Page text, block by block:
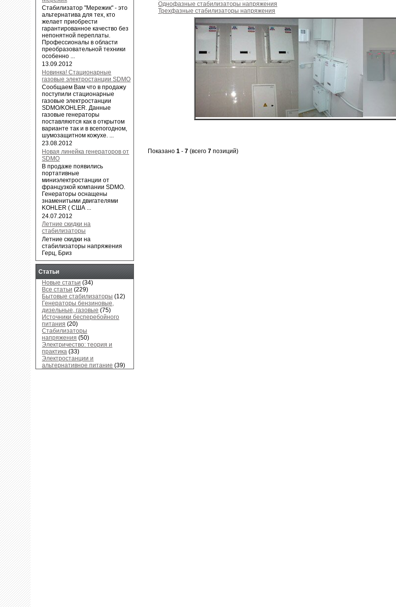
Однофазные стабилизаторы напряжения
Трехфазные стабилизаторы напряжения
Показано 1 - 7 (всего 7 позиций)
Cтабилизатор "Мережик" - это
альтернатива для тех, кто
желает приобрести
гарантированное качество без
непонятной переплаты.
Профессионалы в области
преобразовательной техники
особенно ...
13.09.2012
Новинка! Стационарные
газовые электростанции SDMO
Сообщаем Вам что в продажу
поступили стационарные
газовые электростанции
SDMO/KOHLER. Данные
газовые генераторы
поставляются как в открытом
варианте так и в всепогодном,
шумозащитном кожухе. ...
23.08.2012
Новая линейка генераторов от
SDMO
В продаже появились
портативные
миниэлектростанции от
французкой компании SDMO.
Генераторы оснащены
знаменитыми двигателями
KOHLER ( США ...
24.07.2012
Летние скидки на
стабилизаторы
Летние скидки на
стабилизаторы напряжения
Герц, Бриз
Статьи
Новые статьи (34)
Все статьи (229)
Бытовые стабилизаторы (12)
Генераторы бензиновые,
дизельные, газовые (75)
Источники бесперебойного
питания (20)
Стабилизаторы
напряжения (50)
Электричество: теория и
практика (33)
Электростанции и
альтернативное питание (39)